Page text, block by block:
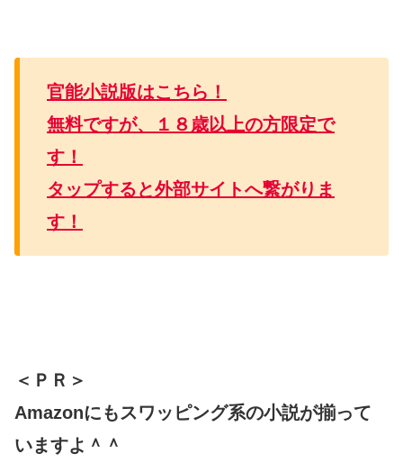
官能小説版はこちら！
無料ですが、１８歳以上の方限定で
す！
タップすると外部サイトへ繋がりま
す！
＜ＰＲ＞
Amazonにもスワッピング系の小説が揃って
いますよ＾＾